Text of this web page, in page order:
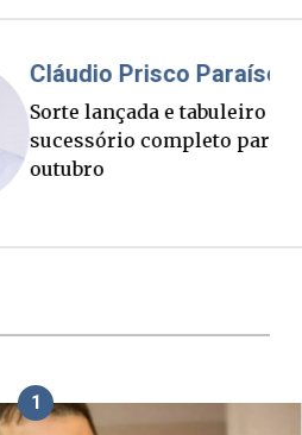
para
1